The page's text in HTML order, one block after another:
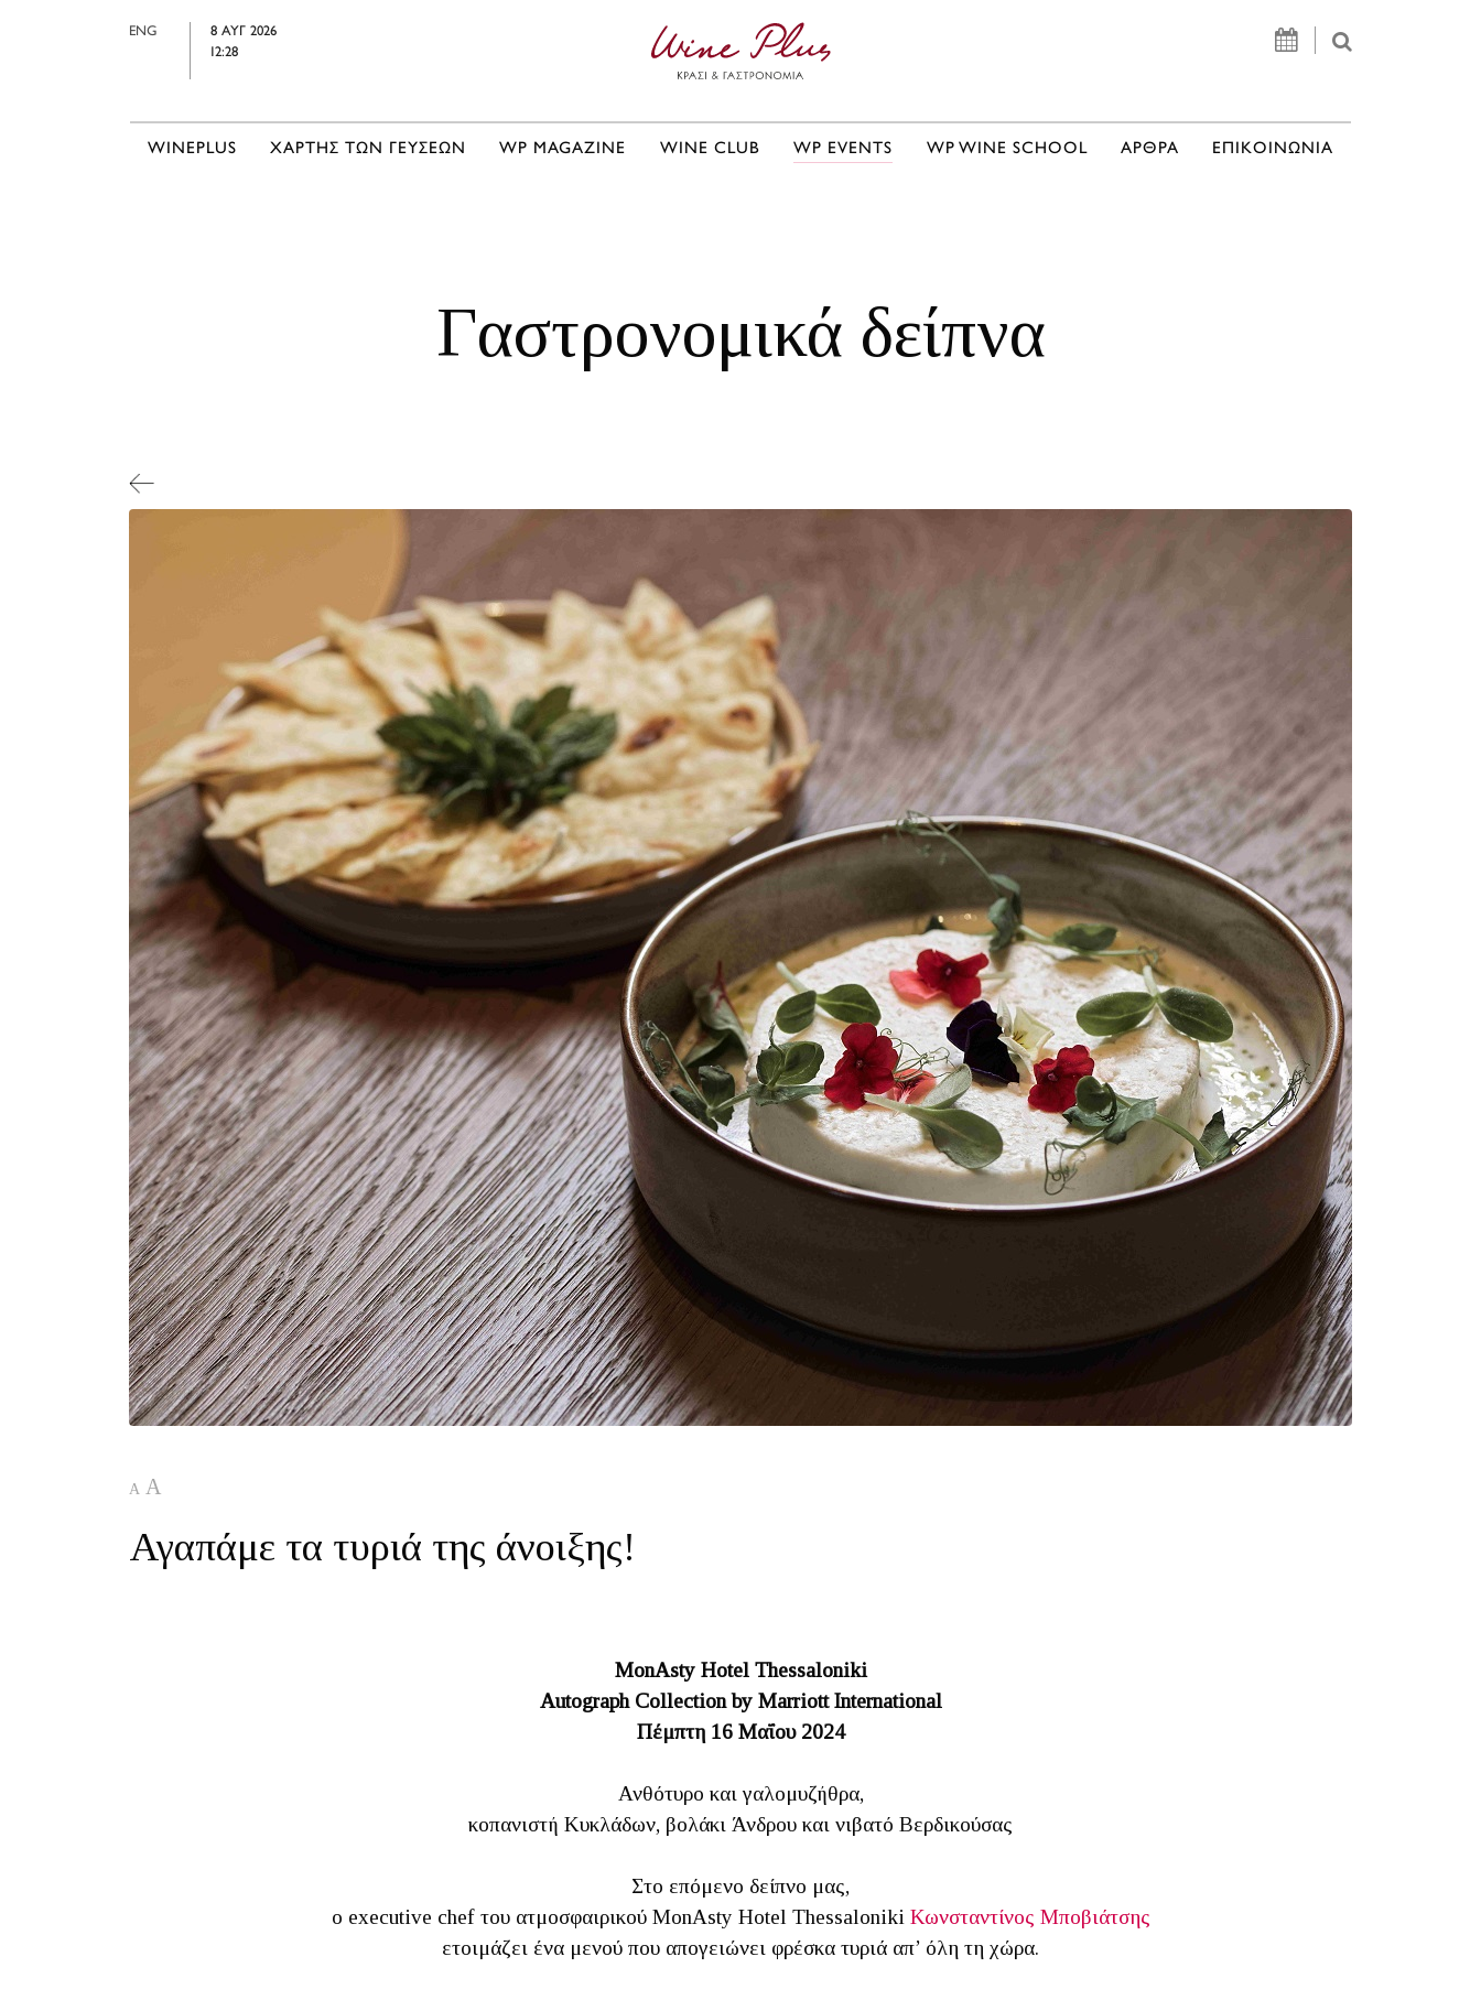
ENG
8 ΑΥΓ 2026
12:28
WINEPLUS ΧΑΡΤΗΣ ΤΩΝ ΓΕΥΣΕΩΝ WP MAGAZINE WINE CLUB WP EVENTS WP WINE SCHOOL ΑΡΘΡΑ ΕΠΙΚΟΙΝΩΝΙΑ
Γαστρονομικά δείπνα
A A
Αγαπάμε τα τυριά της άνοιξης!
MonAsty Hotel Thessaloniki
Autograph Collection by Marriott International
Πέμπτη 16 Μαΐου 2024
Ανθότυρο και γαλομυζήθρα,
κοπανιστή Κυκλάδων, βολάκι Άνδρου και νιβατό Βερδικούσας
Στο επόμενο δείπνο μας,
ο executive chef του ατμοσφαιρικού MonAsty Hotel Thessaloniki Κωνσταντίνος Μποβιάτσης
ετοιμάζει ένα μενού που απογειώνει φρέσκα τυριά απ’ όλη τη χώρα.